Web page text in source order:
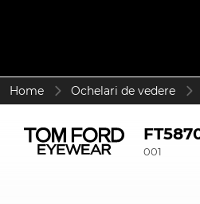
Home Ochelari de vedere
001